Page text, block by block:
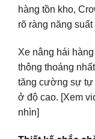
hàng tồn kho,
rõ ràng năng
Xe nâng hái
thông thoáng
tăng cường sự tự
ở độ cao. [Xem
nhìn]